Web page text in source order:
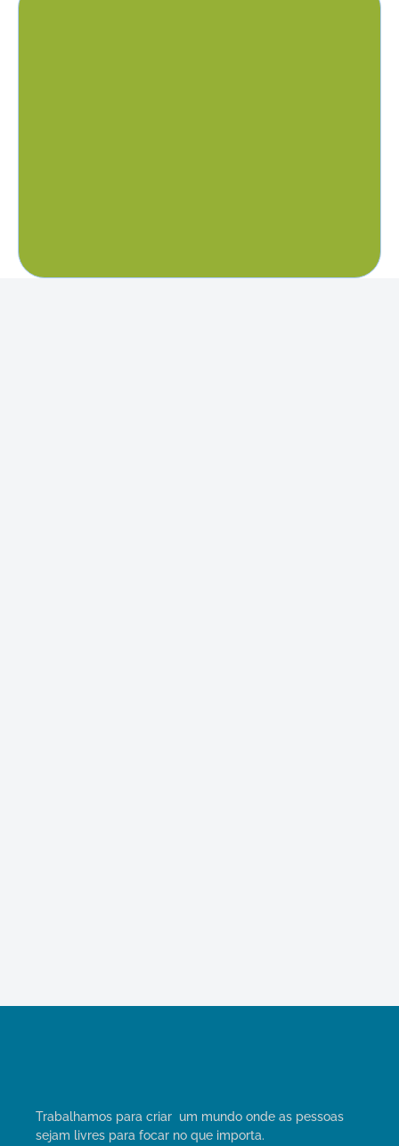
Trabalhamos para criar um mundo onde as pessoas
sejam livres para focar no que importa.